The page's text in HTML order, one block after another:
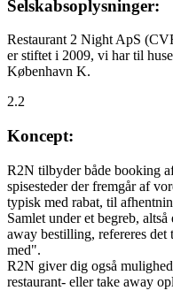
Selskabsoplysninger:
Restaurant 2 Night ApS
er stiftet i 2009, vi har til
København K.
2.2
Koncept:
R2N tilbyder både booking
spisesteder der fremgår af
typisk med rabat, til
Samlet under et begreb,
away bestilling, refereres
med".
R2N giver dig også
restaurant- eller take away